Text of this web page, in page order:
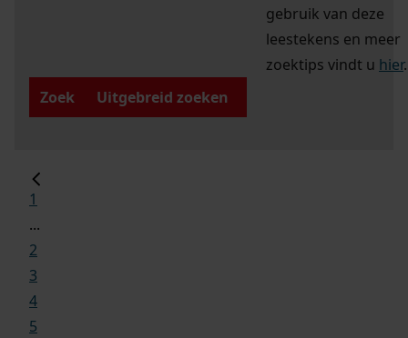
gebruik van deze
leestekens en meer
zoektips vindt u hier.
Zoek
Uitgebreid zoeken
1
...
2
3
4
5